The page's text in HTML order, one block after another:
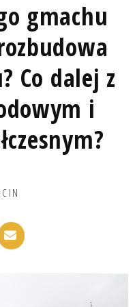
gmachu
Co dalej z
i